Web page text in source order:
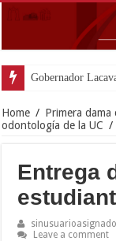
Gobernador
Home / Primera
odontología de la UC /
Entrega
sinusuarioasignado
Leave a comment